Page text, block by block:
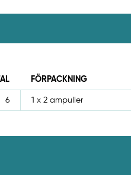
FÖRPACKNING
6 1 x 2 ampuller